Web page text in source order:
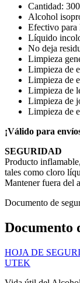
Cantidad:
Alcohol
Efectivo para
Líquido
No deja
Limpieza
Limpieza de
Limpieza de
Limpieza de
Limpieza de
Limpieza de
¡Válido para
SEGURIDAD
Producto
tales como cloro
Mantener fuera del
Documento de
Documento
HOJA DE
UTEK